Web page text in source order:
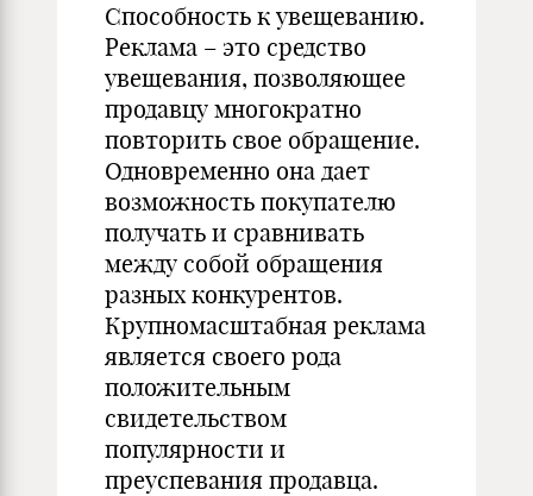
Способность к увещеванию.
Реклама – это средство
увещевания, позволяющее
продавцу многократно
повторить свое обращение.
Одновременно она дает
возможность покупателю
получать и сравнивать
между собой обращения
разных конкурентов.
Крупномасштабная реклама
является своего рода
положительным
свидетельством
популярности и
преуспевания продавца.